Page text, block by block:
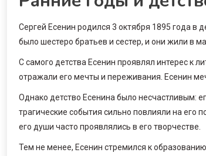
Сергей Есенин родился 3 октября 1895 года в
было шестеро братьев и сестер, и они жили в
С самого детства Есенин проявлял интерес к
отражали его мечты и переживания. Есенин
Однако детство Есенина было несчастливым:
трагические события сильно повлияли на его
его души часто проявлялись в его творчестве.
Тем не менее, Есенин стремился к